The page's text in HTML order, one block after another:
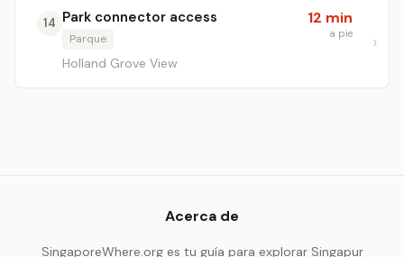
14 Park connector access
Parque
Holland Grove View
12 min
a pie
Acerca de
SingaporeWhere.org es tu guía para explorar Singapur